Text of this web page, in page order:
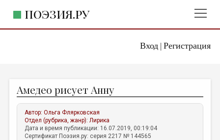
Вход| Регистрация
ПОЭЗИЯ.РУ
ЖАНРЫ
АВТОРЫ
КОММЕНТАРИИ
Амедео рисует Анну
Автор:Ольга Флярковская
Отдел (рубрика, жанр):Лирика
Дата и время публикации: 16.07.2019, 00:19:04
Сертификат Поэзия.ру: серия 2217 № 144565